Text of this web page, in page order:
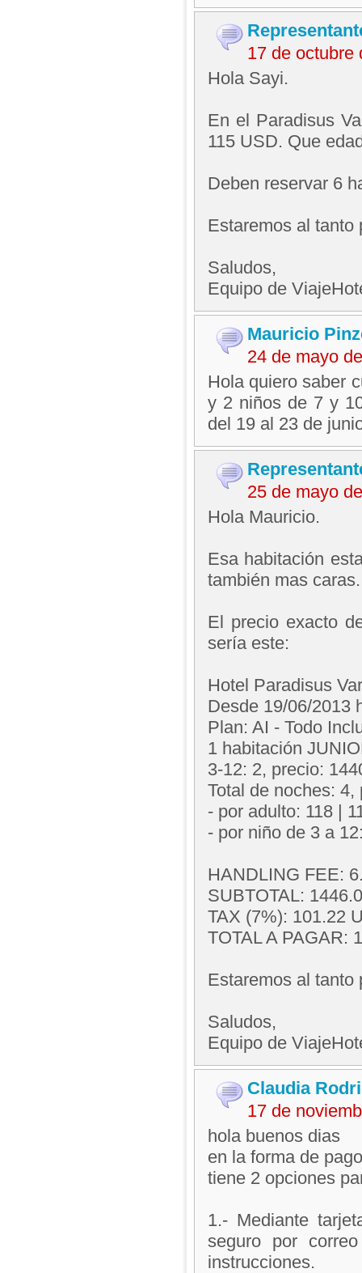
17 de octubre
Hola Sayi.
En el Paradisus
115 USD. Que
Deben reservar 6
Estaremos al tanto
Saludos,
Equipo de
Mauricio
24 de mayo
Hola quiero saber
y 2 niños de 7 y
del 19 al 23 de
25 de mayo
Hola Mauricio.
Esa habitación
también mas caras.
El precio exacto
sería este:
Hotel Paradisus
Desde 19/06/2013
Plan: AI - Todo
1 habitación
3-12: 2, precio:
Total de noches:
- por adulto: 118 |
- por niño de 3 a
HANDLING FEE:
SUBTOTAL:
TAX (7%): 101.22
TOTAL A PAGAR:
Estaremos al tanto
Saludos,
Equipo de
Claudia
17 de
hola buenos dias
en la forma de
tiene 2 opciones
1.- Mediante
seguro por
instrucciones.